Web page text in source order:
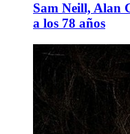
Sam Neill, Alan
a los 78 años